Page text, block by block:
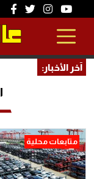
آخر الأخبار:
متابعات محلية